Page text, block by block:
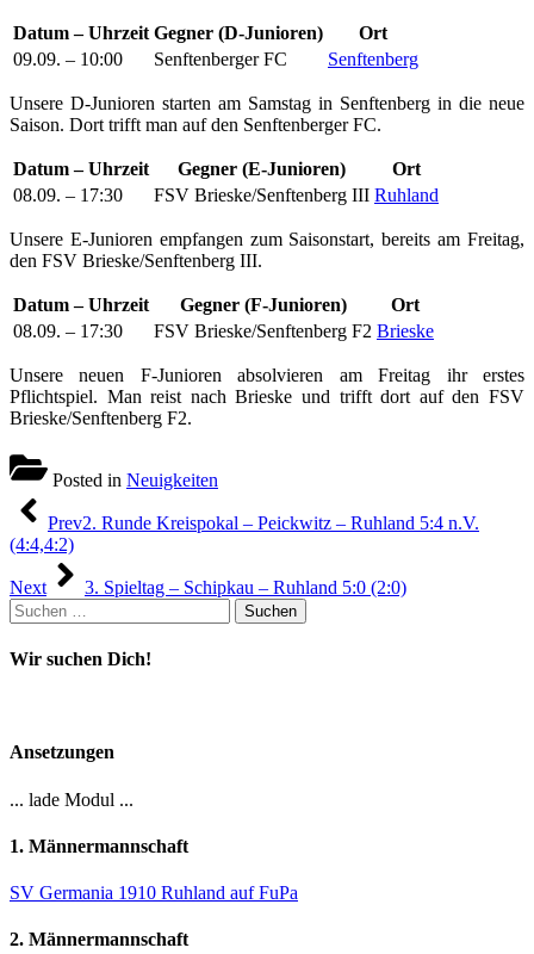
Datum – Uhrzeit Gegner (D-Junioren)
Ort
09.09. – 10:00
Senftenberger FC Senftenberg
Unsere D-Junioren starten am Samstag in Senftenberg in die neue
Saison. Dort trifft man auf den Senftenberger FC.
Datum – Uhrzeit Gegner (E-Junioren)
Ort
08.09. – 17:30
FSV Brieske/Senftenberg III Ruhland
Unsere E-Junioren empfangen zum Saisonstart, bereits am Freitag,
den FSV Brieske/Senftenberg III.
Datum – Uhrzeit Gegner (F-Junioren)
Ort
08.09. – 17:30
FSV Brieske/Senftenberg F2 Brieske
Unsere neuen F-Junioren absolvieren am Freitag ihr erstes
Pflichtspiel. Man reist nach Brieske und trifft dort auf den FSV
Brieske/Senftenberg F2.
Posted in Neuigkeiten
Beitragsnavigation
Prev2. Runde Kreispokal – Peickwitz – Ruhland 5:4 n.V.
(4:4,4:2)
Next
3. Spieltag – Schipkau – Ruhland 5:0 (2:0)
Suchen
nach:
Wir suchen Dich!
Ansetzungen
... lade Modul ...
1. Männermannschaft
SV Germania 1910 Ruhland auf FuPa
2. Männermannschaft